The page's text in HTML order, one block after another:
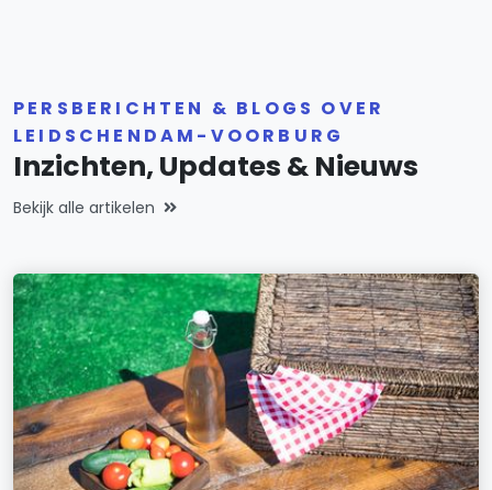
PERSBERICHTEN & BLOGS OVER
LEIDSCHENDAM-VOORBURG
Inzichten, Updates & Nieuws
Bekijk alle artikelen